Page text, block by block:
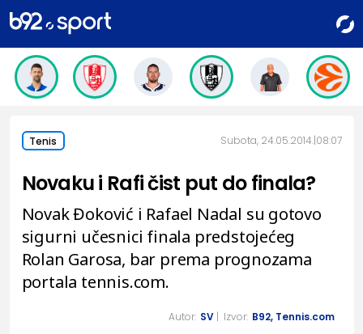
Tenis Subota, 24.05.2014. 08:07
Novaku i Rafi čist put do finala?
Novak Đoković i Rafael Nadal su gotovo
sigurni učesnici finala predstojećeg
Rolan Garosa, bar prema prognozama
portala tennis.com.
Autor: SV| Izvor: B92, Tennis.com